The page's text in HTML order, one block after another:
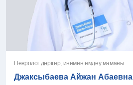
Невролог дәрігер, инемен емдеу маманы
Джаксыбаева Айжан Абаевна